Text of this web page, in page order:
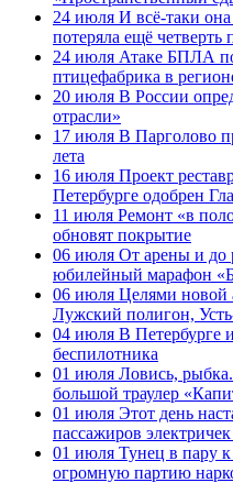
24 июля И всё-таки
потеряла ещё четверть
24 июля Атаке БПЛА
птицефабрика в
20 июля В России
отрасли»
17 июля В Парголово
лета
16 июля Проект
Петербурге одобрен
11 июля Ремонт «в
обновят покрытие
06 июля От арены и до
юбилейный марафон
06 июля Целями новой
Лужский полигон,
04 июля В Петербурге
беспилотника
01 июля Ловись,
большой траулер
01 июля Этот день
пассажиров
01 июля Тунец в пару
огромную партию